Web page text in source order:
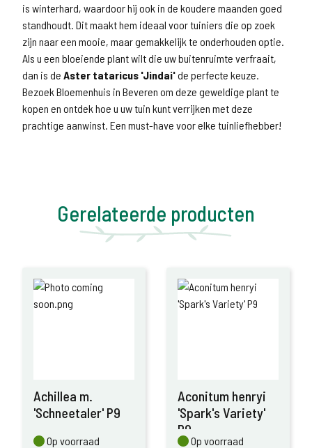
is winterhard, waardoor hij ook in de koudere maanden goed
standhoudt. Dit maakt hem ideaal voor tuiniers die op zoek
zijn naar een mooie, maar gemakkelijk te onderhouden optie.
Als u een bloeiende plant wilt die uw buitenruimte verfraait,
dan is de Aster tataricus 'Jindai'de perfecte keuze.
Bezoek Bloemenhuis in Beveren om deze geweldige plant te
kopen en ontdek hoe u uw tuin kunt verrijken met deze
prachtige aanwinst. Een must-have voor elke tuinliefhebber!
Gerelateerde producten
Achillea m.
'Schneetaler' P9
Op voorraad
Op voorraad
Aconitum henryi
'Spark's Variety'
P9
Op voorraad
Op voorraad